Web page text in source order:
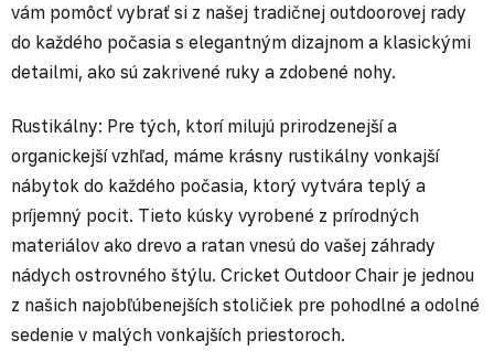
vám pomôcť vybrať si z našej tradičnej outdoorovej rady
do každého počasia s elegantným dizajnom a klasickými
detailmi, ako sú zakrivené ruky a zdobené nohy.
Rustikálny: Pre tých, ktorí milujú prirodzenejší a
organickejší vzhľad, máme krásny rustikálny vonkajší
nábytok do každého počasia, ktorý vytvára teplý a
príjemný pocit. Tieto kúsky vyrobené z prírodných
materiálov ako drevo a ratan vnesú do vašej záhrady
nádych ostrovného štýlu. Cricket Outdoor Chair je jednou
z našich najobľúbenejších stoličiek pre pohodlné a odolné
sedenie v malých vonkajších priestoroch.